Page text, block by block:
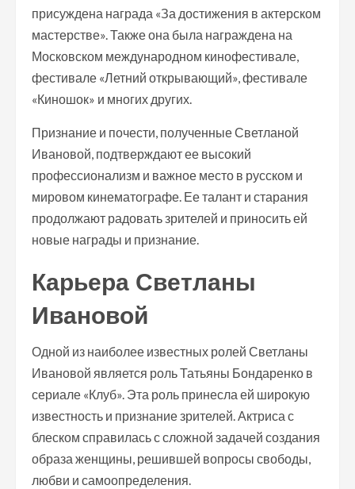
присуждена награда «За достижения в актерском
мастерстве». Также она была награждена на
Московском международном кинофестивале,
фестивале «Летний открывающий», фестивале
«Киношок» и многих других.
Признание и почести, полученные Светланой
Ивановой, подтверждают ее высокий
профессионализм и важное место в русском и
мировом кинематографе. Ее талант и старания
продолжают радовать зрителей и приносить ей
новые награды и признание.
Карьера Светланы
Ивановой
Одной из наиболее известных ролей Светланы
Ивановой является роль Татьяны Бондаренко в
сериале «Клуб». Эта роль принесла ей широкую
известность и признание зрителей. Актриса с
блеском справилась с сложной задачей создания
образа женщины, решившей вопросы свободы,
любви и самоопределения.